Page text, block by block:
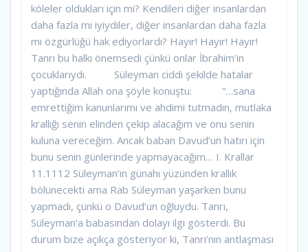
köleler oldukları için mi? Kendileri diğer insanlardan
daha fazla mı iyiydiler, diğer insanlardan daha fazla
mı özgürlüğü hak ediyorlardı? Hayır! Hayır! Hayır!
Tanrı bu halkı önemsedi çünkü onlar İbrahim’in
çocuklarıydı. Süleyman ciddi şekilde hatalar
yaptığında Allah ona şöyle konuştu: “…sana
emrettiğim kanunlarımı ve ahdimi tutmadın, mutlaka
krallığı senin elinden çekip alacağım ve onu senin
kuluna vereceğim. Ancak baban Davud’un hatırı için
bunu senin günlerinde yapmayacağım… I. Krallar
11.1112 Süleyman’ın günahı yüzünden krallık
bölünecekti ama Rab Süleyman yaşarken bunu
yapmadı, çünkü o Davud’un oğluydu. Tanrı,
Süleyman’a babasından dolayı ilgi gösterdi. Bu
durum bize açıkça gösteriyor ki, Tanrı’nın antlaşması